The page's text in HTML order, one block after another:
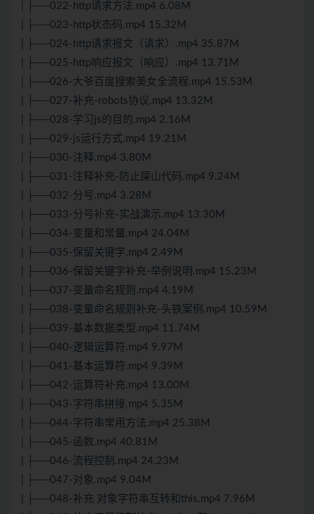
| ├──022-http请求方法.mp4 6.08M
| ├──023-http状态码.mp4 15.32M
| ├──024-http请求报文（请求）.mp4 35.87M
| ├──025-http响应报文（响应）.mp4 13.71M
| ├──026-大爷百度搜索美女全流程.mp4 15.53M
| ├──027-补充-robots协议.mp4 13.32M
| ├──028-学习js的目的.mp4 2.16M
| ├──029-js运行方式.mp4 19.21M
| ├──030-注释.mp4 3.80M
| ├──031-注释补充-防止屎山代码.mp4 9.24M
| ├──032-分号.mp4 3.28M
| ├──033-分号补充-实战演示.mp4 13.30M
| ├──034-变量和常量.mp4 24.04M
| ├──035-保留关键字.mp4 2.49M
| ├──036-保留关键字补充-举例说明.mp4 15.23M
| ├──037-变量命名规则.mp4 4.19M
| ├──038-变量命名规则补充-头铁案例.mp4 10.59M
| ├──039-基本数据类型.mp4 11.74M
| ├──040-逻辑运算符.mp4 9.97M
| ├──041-基本运算符.mp4 9.39M
| ├──042-运算符补充.mp4 13.00M
| ├──043-字符串拼接.mp4 5.35M
| ├──044-字符串常用方法.mp4 25.38M
| ├──045-函数.mp4 40.81M
| ├──046-流程控制.mp4 24.23M
| ├──047-对象.mp4 9.04M
| ├──048-补充 对象字符串互转和this.mp4 7.96M